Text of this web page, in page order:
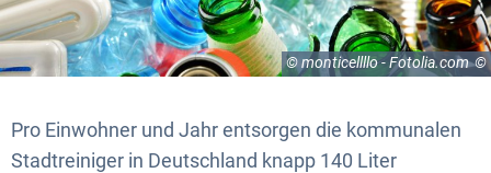
© monticellllo - Fotolia.com
Pro Einwohner und Jahr entsorgen die kommunalen
Stadtreiniger in Deutschland knapp 140 Liter